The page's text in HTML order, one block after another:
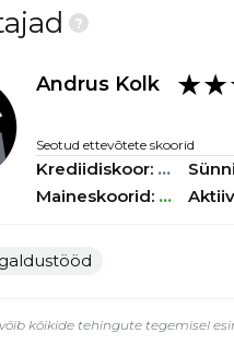
?
Andrus Kolk
Seotud ettevõtete skoorid
Krediidiskoor: ...
Maineskoorid: ...
kõikide tehingute tegemisel